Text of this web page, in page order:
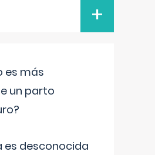
+
es más
un parto
es desconocida